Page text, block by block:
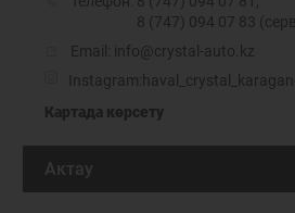
8 (747) 094 07 83
Email: info@crystal-auto.kz
Instagram:
Картада көрсету
Актау